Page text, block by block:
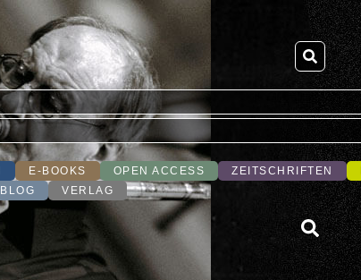
E-BOOKS OPEN ACCESS ZEITSCHRIFTEN
BLOG VERLAG